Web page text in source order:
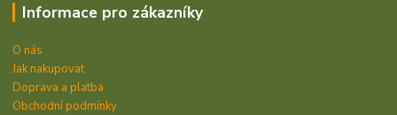
Informace pro zákazníky
O nás
Jak nakupovat
Doprava a platba
Obchodní podmínky